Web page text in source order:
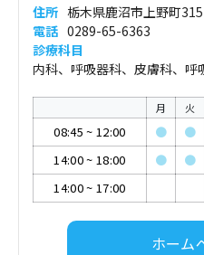
住所 栃木県鹿沼市上野町
電話 0289-65-6363
診療科目
内科、呼吸器科、皮膚科、呼
月 火
08:45 ~ 12:00 ● ●
14:00~ 18:00 ● ●
14:00~ 17:00
ホーム